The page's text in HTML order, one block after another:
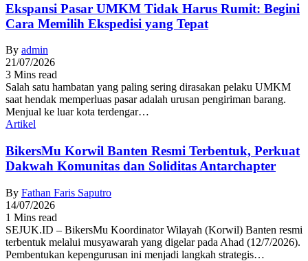
Ekspansi Pasar UMKM Tidak Harus Rumit: Begini
Cara Memilih Ekspedisi yang Tepat
By admin
21/07/2026
3 Mins read
Salah satu hambatan yang paling sering dirasakan pelaku UMKM
saat hendak memperluas pasar adalah urusan pengiriman barang.
Menjual ke luar kota terdengar…
Artikel
BikersMu Korwil Banten Resmi Terbentuk, Perkuat
Dakwah Komunitas dan Soliditas Antarchapter
By Fathan Faris Saputro
14/07/2026
1 Mins read
SEJUK.ID – BikersMu Koordinator Wilayah (Korwil) Banten resmi
terbentuk melalui musyawarah yang digelar pada Ahad (12/7/2026).
Pembentukan kepengurusan ini menjadi langkah strategis…